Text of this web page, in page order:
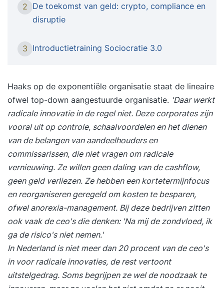
van de toekomst – én in de gevolgen voor
compliance, criminaliteit en control. Geld is in
centrale banken werken aan digitale valuta,
crypto-assets en blockchaintechnologie.
Tegelijkertijd worstelen toezichthouders
wereldwijd met het groeiende risico op fraude,
witwassen en systeeminstabiliteit. De toekomst
van geld wordt nu geschreven – en raakt elk
bedrijf dat met financiële transacties werkt. Wat
ga je leren? Hoe geld verandert: van cash en
banken naar crypto, CBDC’s en digitale assets De
essentie van blockchain, smart contracts en DeFi
– en hun rol in transacties De risico’s van
digitalisering: van witwassen en fraude tot
volatiliteit en cybercrime Het speelveld van
regulering: MiCAR, AMLD5, DAC8 en andere
relevante kaders Hoe bedrijven inspelen op
nieuwe technologieën en verdienmodellen Wat
levert het je op? Strategisch inzicht in de digitale
2 De toekomst van geld: crypto, compliance en
disruptie
3 Introductietraining Sociocratie 3.0
Haaks op de exponentiële organisatie staat de lineaire
ofwel top-down aangestuurde organisatie. 'Daar werkt
radicale innovatie in de regel niet. Deze corporates zijn
vooral uit op controle, schaalvoordelen en het dienen
van de belangen van aandeelhouders en
commissarissen, die niet vragen om radicale
vernieuwing. Ze willen geen daling van de cashflow,
geen geld verliezen. Ze hebben een kortetermijnfocus
en reorganiseren geregeld om kosten te besparen,
ofwel anorexia-management. Bij deze bedrijven zitten
ook vaak de ceo's die denken: 'Na mij de zondvloed, ik
ga de risico's niet nemen.'
In Nederland is niet meer dan 20 procent van de ceo's
in voor radicale innovaties, de rest vertoont
uitstelgedrag. Soms begrijpen ze wel de noodzaak te